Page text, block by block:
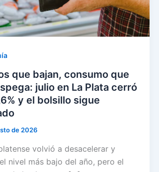
que bajan, consumo que
julio en La Plata cerró
y el bolsillo sigue
de 2026
volvió a desacelerar y
nivel más bajo del año, pero el